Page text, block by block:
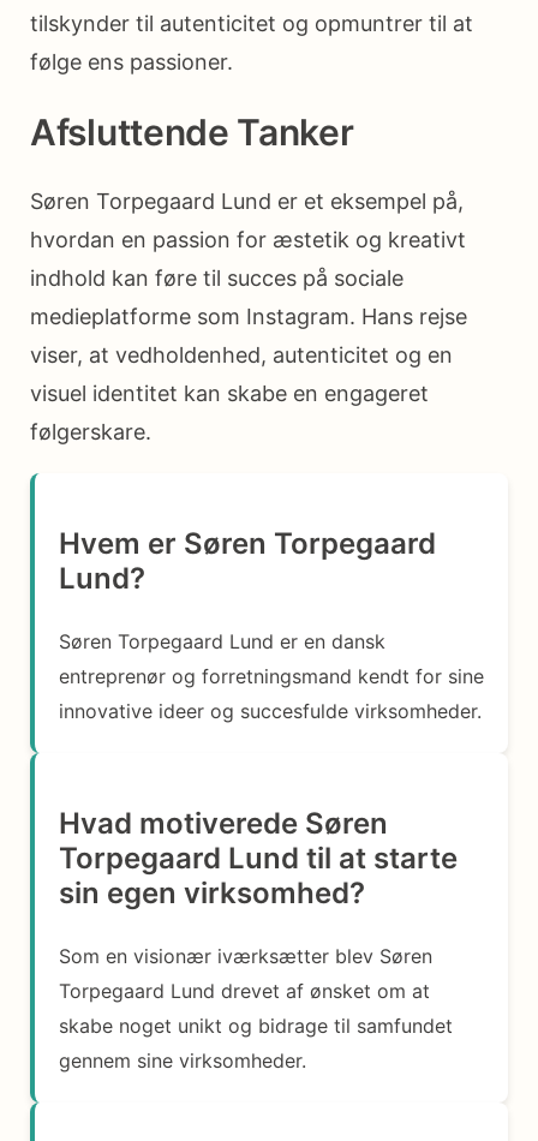
tilskynder til autenticitet og opmuntrer til at
følge ens passioner.
Afsluttende Tanker
Søren Torpegaard Lund er et eksempel på,
hvordan en passion for æstetik og kreativt
indhold kan føre til succes på sociale
medieplatforme som Instagram. Hans rejse
viser, at vedholdenhed, autenticitet og en
visuel identitet kan skabe en engageret
følgerskare.
Hvem er Søren Torpegaard
Lund?
Søren Torpegaard Lund er en dansk
entreprenør og forretningsmand kendt for sine
innovative ideer og succesfulde virksomheder.
Hvad motiverede Søren
Torpegaard Lund til at starte
sin egen virksomhed?
Som en visionær iværksætter blev Søren
Torpegaard Lund drevet af ønsket om at
skabe noget unikt og bidrage til samfundet
gennem sine virksomheder.